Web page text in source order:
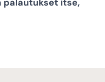
palautukset itse,